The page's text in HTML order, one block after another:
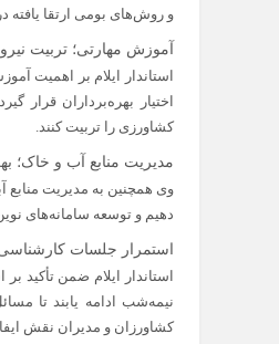
و روش‌های بومی ارتقا یافته
آموزش مهارتی؛ تربیت
استاندار ایلام بر اهمیت
اختیار بهره‌برداران قرار
کشاورزی را تربیت کنند.
مدیریت منابع آب و خاک؛
وی همچنین به مدیریت منابع
دهیم و توسعه سامانه‌های
استمرار جلسات
استاندار ایلام ضمن تأکید
نیمه‌شب ادامه یابند تا
کشاورزان و مدیران نقش ایفا